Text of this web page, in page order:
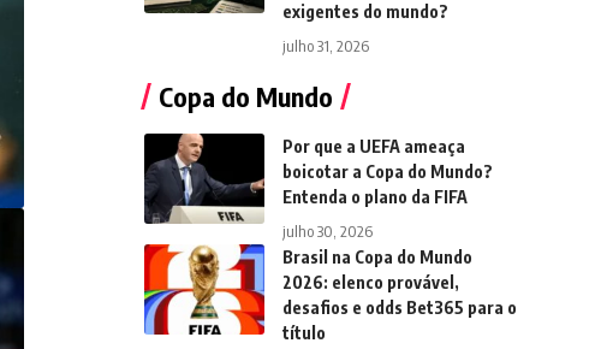
exigentes do mundo?
julho 31, 2026
Copa do Mundo
Por que a UEFA ameaça
boicotar a Copa do Mundo?
Entenda o plano da FIFA
julho 30, 2026
Brasil na Copa do Mundo
2026: elenco provável,
desafios e odds Bet365 para o
título